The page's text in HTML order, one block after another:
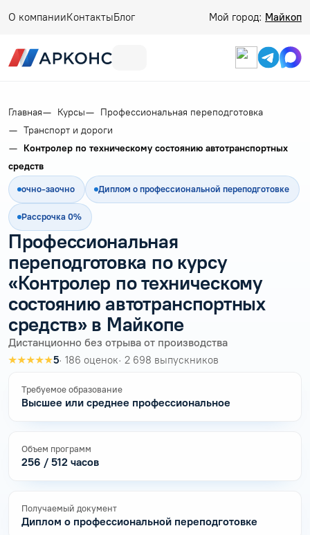
О компанииКонтактыБлог Мой город: Майкоп
Главная Курсы
Профессиональная переподготовка
Транспорт и дороги
Контролер по техническому состоянию автотранспортных
средств
очно-заочно Диплом о профессиональной переподготовке
Рассрочка 0%
Профессиональная
переподготовка по курсу
«Контролер по техническому
состоянию автотранспортных
средств» в Майкопе
Дистанционно без отрыва от производства
★★★★★5· 186 оценок· 2 698 выпускников
Требуемое образование
Высшее или среднее профессиональное
Объем программ
256 / 512 часов
Получаемый документ
Диплом о профессиональной переподготовке